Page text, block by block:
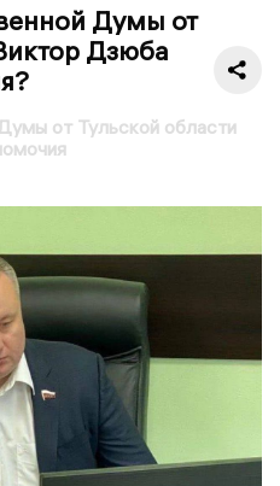
Думы от
Дзюба
от Тульской области